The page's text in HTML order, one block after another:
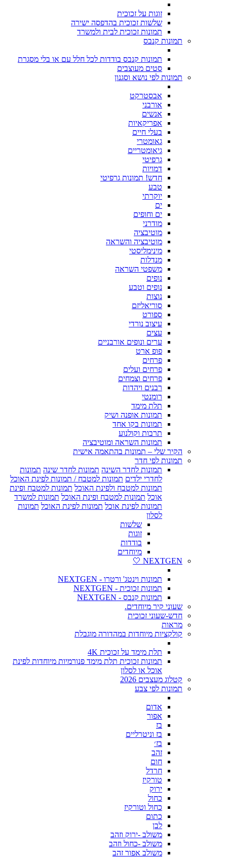
זוגות על זכוכית
שלשות זכוכית בהדפסה ישירה
תמונות זכוכית לבית ולמשרד
תמונות קנבס
תמונות קנבס בודדות לכל חלל עם או בלי מסגרת
סטים מעוצבים
תמונות לפי נושא וסגנון
אבסטרקט
אורבני
אנשים
אפריקאיות
בעלי חיים
גאומטרי
גיאומטריים
גרפיטי
דמויות
חדש! תמונות גרפיטי
טבע
יוקרתי
ים
ים וחופים
מודרני
מוטיבציה
מוטיבציה והשראה
מינימליסטי
מנדלות
משפטי השראה
נופים
נופים וטבע
נוצות
סוריאליזם
ספורט
עיצוב נורדי
עצים
ערים ונופים אורבניים
פופ ארט
פרחים
פרחים ועלים
פרחים וצמחים
רבנים ויהדות
רומנטי
תלת מימד
תמונות אופנה ושיק
תמונות בקו אחד
תרבות וקולנוע
תמונות השראה ומוטיבציה
הקיר שלי – תמונות בהתאמה אישית
תמונות לפי חדר
תמונות לחדר השינה תמונות לחדר שינה תמונות
לחדרי ילדים תמונות למטבח / תמונות לפינת האוכל
תמונות למטבח ולפינת האוכל תמונות למטבח ופינת
אוכל תמונות למטבח ופינת האוכל תמונות למשרד
תמונות לפינת אוכל תמונות לפינת האוכל תמונות
לסלון
שלשות
זוגות
בודדות
מיוחדים
NEXTGEN 🤍
תמונות וינטג' ורטרו - NEXTGEN
תמונות זכוכית - NEXTGEN
תמונות קנבס - NEXTGEN
שעוני קיר מיוחדים.
חדש-שעוני זכוכית
מראות
קולקציות מיוחדות במהדורה מוגבלת
תלת מימד על זכוכית 4K
תמונות זכוכית תלת מימד פנורמיות מיוחדות לפינת
אוכל או לסלון
קטלוג מעצבים 2026
תמונות לפי צבע
אדום
אפור
בז
בז וניטרליים
בז׳
זהב
חום
חרדל
טורקיז
ירוק
כחול
כחול וטורקיז
כתום
לבן
משולב -ירוק וזהב
משולב -כחול וזהב
משולב אפור זהב